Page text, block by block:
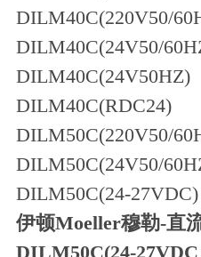
DILM40C(220V50/
DILM40C(24V50/
DILM40C(24V50HZ)
DILM40C(RDC24)
DILM50C(220V50/
DILM50C(24V50/
DILM50C(24-27VDC)
伊顿Moeller穆勒-直
DILM50C(24-27VDC